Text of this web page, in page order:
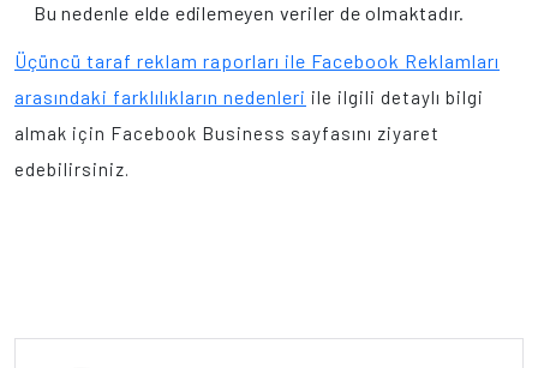
Bu nedenle elde edilemeyen veriler de olmaktadır.
Üçüncü taraf reklam raporları ile Facebook Reklamları
arasındaki farklılıkların nedenleri ile ilgili detaylı bilgi
almak için Facebook Business sayfasını ziyaret
edebilirsiniz.